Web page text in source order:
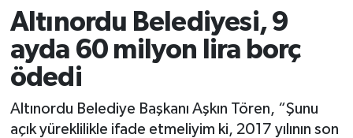
Altınordu Belediyesi, 9
ayda 60 milyon lira borç
ödedi
Altınordu Belediye Başkanı Aşkın Tören, “Şunu
açık yüreklilikle ifade etmeliyim ki, 2017 yılının son
YAŞAM
EĞİTİM
Süper Lig Puan Durumu ve Fikstür
Tüm Manşetler
Son Dakika Haberleri